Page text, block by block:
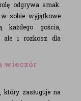
odgrywa smak.
w sobie wyjątkowe
każdego gościa,
ale i rozkosz dla
wieczór
zasługuje na